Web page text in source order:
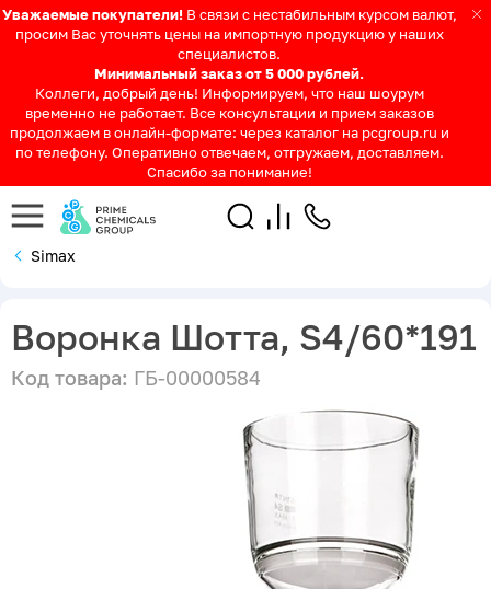
Уважаемые покупатели! В связи с нестабильным курсом валют,
просим Вас уточнять цены на импортную продукцию у наших
специалистов.
Минимальный заказ от 5 000 рублей.
Коллеги, добрый день! Информируем, что наш шоурум
временно не работает. Все консультации и прием заказов
продолжаем в онлайн-формате: через каталог на pcgroup.ru и
по телефону. Оперативно отвечаем, отгружаем, доставляем.
Спасибо за понимание!
Simax
Воронка Шотта, S4/60*191
Код товара: ГБ-00000584